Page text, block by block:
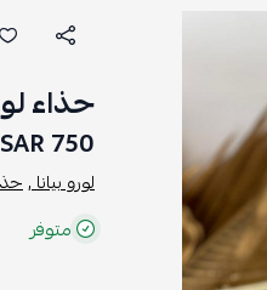
حذاء
750 SAR
لورو بيانا ,
متوفر